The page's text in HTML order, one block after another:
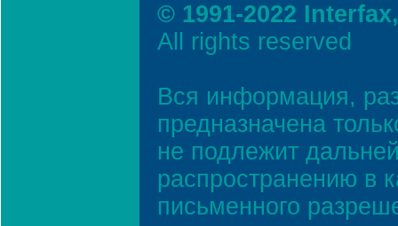
© 1991-2022
All rights reserved
Вся информация,
предназначена
не подлежит
распространению в
письменного